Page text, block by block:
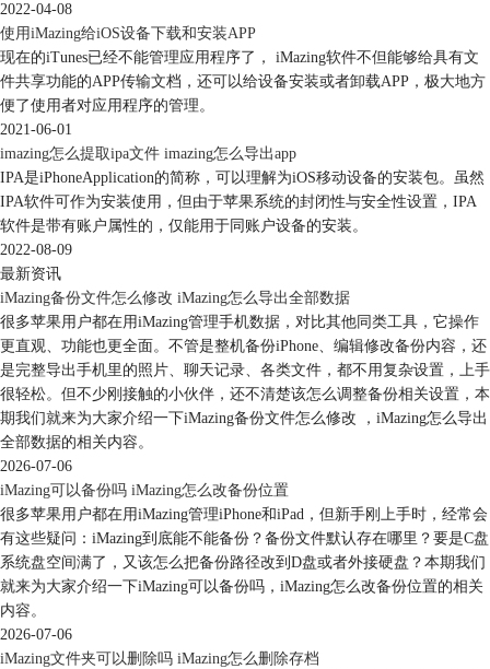
四、小结
综上所述，一般情况下，中文网站下载的iMazing会安装中文界面。在特
殊情况下，iMazing也会默认根据系统语言更改界面语言，如果系统语言
为英文，就可能设置为英文界面。
如需更改此默认设置，可通过依次打开编辑-偏好设置-国际-界面语言进
行更改。
作者：泽洋
2022-04-08
使用iMazing给iOS设备下载和安装APP
现在的iTunes已经不能管理应用程序了， iMazing软件不但能够给具有文
件共享功能的APP传输文档，还可以给设备安装或者卸载APP，极大地方
便了使用者对应用程序的管理。
2021-06-01
imazing怎么提取ipa文件 imazing怎么导出app
IPA是iPhoneApplication的简称，可以理解为iOS移动设备的安装包。虽然
IPA软件可作为安装使用，但由于苹果系统的封闭性与安全性设置，IPA
软件是带有账户属性的，仅能用于同账户设备的安装。
2022-08-09
最新资讯
iMazing备份文件怎么修改 iMazing怎么导出全部数据
很多苹果用户都在用iMazing管理手机数据，对比其他同类工具，它操作
更直观、功能也更全面。不管是整机备份iPhone、编辑修改备份内容，还
是完整导出手机里的照片、聊天记录、各类文件，都不用复杂设置，上手
很轻松。但不少刚接触的小伙伴，还不清楚该怎么调整备份相关设置，本
期我们就来为大家介绍一下iMazing备份文件怎么修改 ，iMazing怎么导出
全部数据的相关内容。
2026-07-06
iMazing可以备份吗 iMazing怎么改备份位置
很多苹果用户都在用iMazing管理iPhone和iPad，但新手刚上手时，经常会
有这些疑问：iMazing到底能不能备份？备份文件默认存在哪里？要是C盘
系统盘空间满了，又该怎么把备份路径改到D盘或者外接硬盘？本期我们
就来为大家介绍一下iMazing可以备份吗，iMazing怎么改备份位置的相关
内容。
2026-07-06
iMazing文件夹可以删除吗 iMazing怎么删除存档